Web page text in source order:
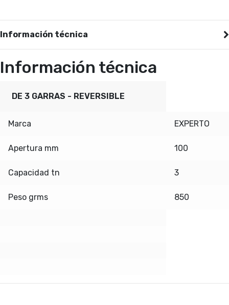
Información técnica
Información técnica
DE 3 GARRAS - REVERSIBLE
Marca EXPERTO
Apertura mm 100
Capacidad tn 3
Peso grms 850